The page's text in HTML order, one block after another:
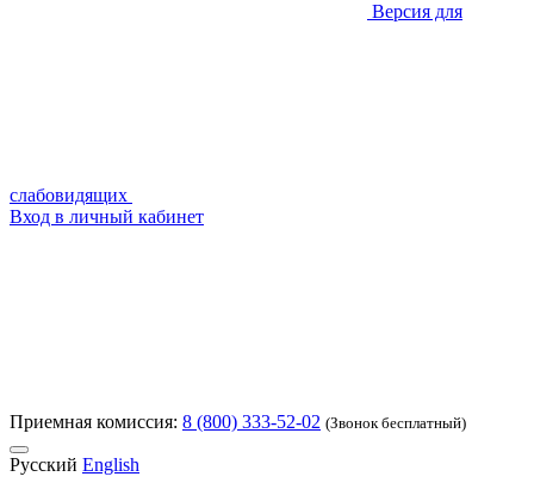
Версия для
слабовидящих
Вход в личный кабинет
Приемная комиссия: 8 (800) 333-52-02 (Звонок бесплатный)
Русский English